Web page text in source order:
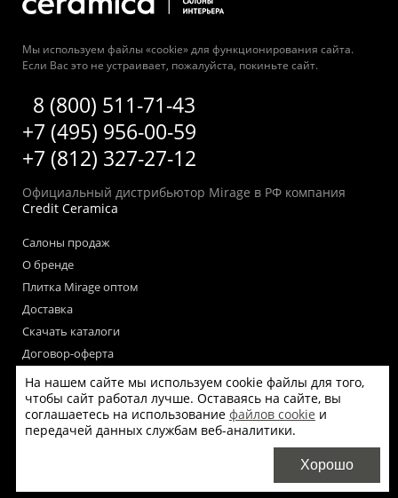
Мы используем файлы «cookie» для функционирования сайта.
Если Вас это не устраивает, пожалуйста, покиньте сайт.
8 (800) 511-71-43
+7 (495) 956-00-59
+7 (812) 327-27-12
Официальный дистрибьютор Mirage в РФ компания
Credit Ceramica
Салоны продаж
О бренде
Плитка Mirage оптом
Доставка
Скачать каталоги
Договор-оферта
Пользовательское соглашение
Согласие на обработку персональных данных
Согласие на получение рекламных материалов
Политика использования файлов cookie на сайте
На нашем сайте мы используем cookie файлы для того,
чтобы сайт работал лучше. Оставаясь на сайте, вы
соглашаетесь на использование файлов cookie и
передачей данных службам веб-аналитики.
Хорошо